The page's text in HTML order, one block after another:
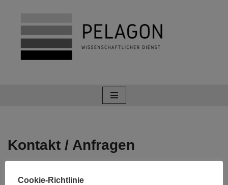
Zum
Inhalt
springen
Kontakt / Anfragen
Cookie-Richtlinie